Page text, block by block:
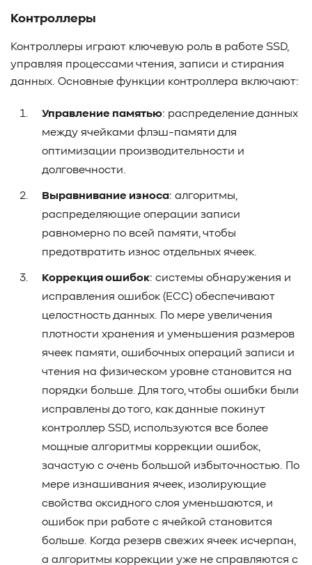
Контроллеры
Контроллеры играют ключевую роль в работе SSD,
управляя процессами чтения, записи и стирания
данных. Основные функции контроллера включают:
Управление памятью: распределение данных
между ячейками флэш-памяти для
оптимизации производительности и
долговечности.
Выравнивание износа: алгоритмы,
распределяющие операции записи
равномерно по всей памяти, чтобы
предотвратить износ отдельных ячеек.
Коррекция ошибок: системы обнаружения и
исправления ошибок (ECC) обеспечивают
целостность данных. По мере увеличения
плотности хранения и уменьшения размеров
ячеек памяти, ошибочных операций записи и
чтения на физическом уровне становится на
порядки больше. Для того, чтобы ошибки были
исправлены до того, как данные покинут
контроллер SSD, используются все более
мощные алгоритмы коррекции ошибок,
зачастую с очень большой избыточностью. По
мере изнашивания ячеек, изолирующие
свойства оксидного слоя уменьшаются, и
ошибок при работе с ячейкой становится
больше. Когда резерв свежих ячеек исчерпан,
а алгоритмы коррекции уже не справляются с